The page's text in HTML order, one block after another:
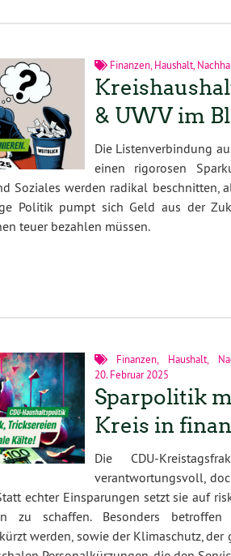
Finanzen, Haushalt,
& UWV im
Die Listenverbindung
einen rigorosen
Soziales werden radikal beschnitten,
Politik pumpt sich Geld aus der
teuer bezahlen müssen.
Finanzen Haushalt
20. Februar 2025
Sparpolitik
Kreis in
Die CDU-
verantwortungsvoll,
echter Einsparungen setzt sie auf
zu schaffen. Besonders
werden, sowie der Klimaschutz,